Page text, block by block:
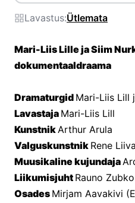
Lavastus:Ütlemata
Mari-Liis Lille ja Siim
dokumentaaldraama
Dramaturgid Mari-Liis Lill
Lavastaja Mari-Liis Lill
Kunstnik Arthur Arula
Valguskunstnik Rene
Muusikaline kujundaja
Liikumisjuht Rauno Zubko
Osades Mirjam Aavakivi